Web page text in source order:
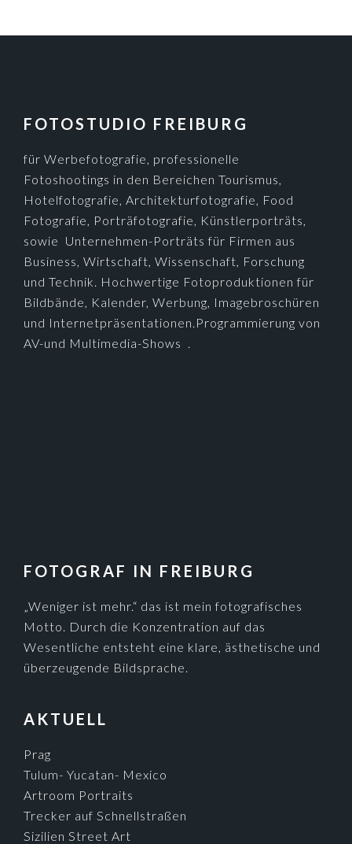
FOOTER
FOTOSTUDIO FREIBURG
für Werbefotografie, professionelle
Fotoshootings in den Bereichen Tourismus,
Hotelfotografie, Architekturfotografie, Food
Fotografie, Porträfotografie, Künstlerporträts,
sowie Unternehmen-Porträts für Firmen aus
Business, Wirtschaft, Wissenschaft, Forschung
und Technik. Hochwertige Fotoproduktionen für
Bildbände, Kalender, Werbung, Imagebroschüren
und Internetpräsentationen.Programmierung von
AV-und Multimedia-Shows .
FOTOGRAF IN FREIBURG
„Weniger ist mehr.“ das ist mein fotografisches
Motto. Durch die Konzentration auf das
Wesentliche entsteht eine klare, ästhetische und
überzeugende Bildsprache.
AKTUELL
Prag
Tulum- Yucatan- Mexico
Artroom Portraits
Trecker auf Schnellstraßen
Sizilien Street Art